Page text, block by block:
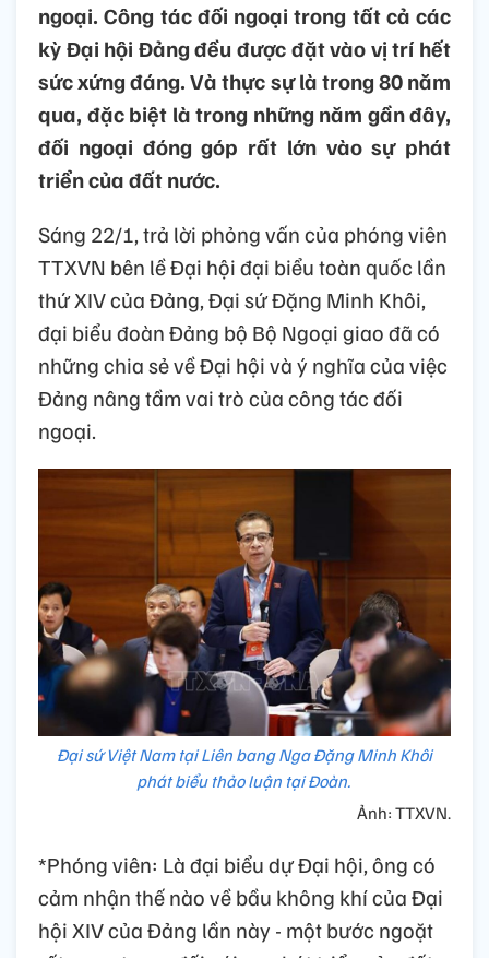
ngoại. Công tác đối ngoại trong tất cả các
kỳ Đại hội Đảng đều được đặt vào vị trí hết
sức xứng đáng. Và thực sự là trong 80 năm
qua, đặc biệt là trong những năm gần đây,
đối ngoại đóng góp rất lớn vào sự phát
triển của đất nước.
Sáng 22/1, trả lời phỏng vấn của phóng viên
TTXVN bên lề Đại hội đại biểu toàn quốc lần
thứ XIV của Đảng, Đại sứ Đặng Minh Khôi,
đại biểu đoàn Đảng bộ Bộ Ngoại giao đã có
những chia sẻ về Đại hội và ý nghĩa của việc
Đảng nâng tầm vai trò của công tác đối
ngoại.
Đại sứ Việt Nam tại Liên bang Nga Đặng Minh Khôi
phát biểu thảo luận tại Đoàn.
Ảnh: TTXVN.
*Phóng viên: Là đại biểu dự Đại hội, ông có
cảm nhận thế nào về bầu không khí của Đại
hội XIV của Đảng lần này - một bước ngoặt